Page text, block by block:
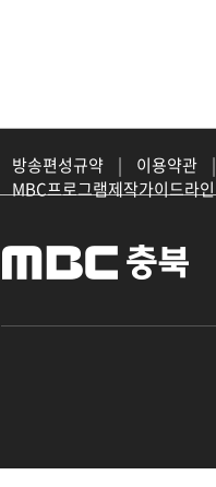
방송편성규약 | 이용약관 |
MBC프로그램제작가이드라인